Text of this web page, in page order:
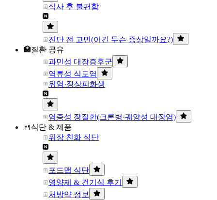
식사 후 불편함
진단 전 고민(이건 무슨 증상일까요?)
🏥질환 공유
과민성 대장증후군
역류성 식도염
위염·장상피화생
염증성 장질환(크론병·궤양성 대장염)
🍴식단 & 제품
위장 친화 식단
포드맵 식단
영양제 & 건기식 후기
처방약 정보